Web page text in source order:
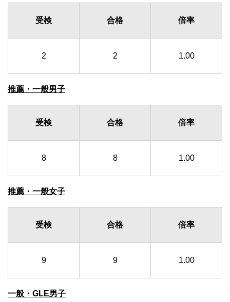
受検 合格 倍率
2 2 1.00
推薦・一般男子
受検 合格 倍率
8 8 1.00
推薦・一般女子
受検 合格 倍率
9 9 1.00
一般・GLE男子